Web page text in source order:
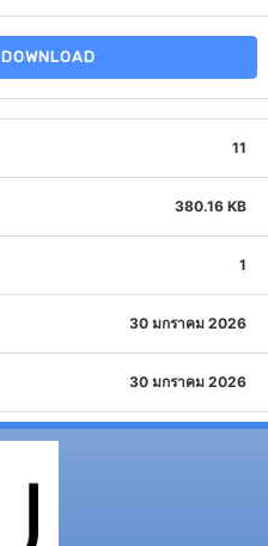
DOWNLOAD
11
380.16 KB
1
30 มกราคม 2026
30 มกราคม 2026